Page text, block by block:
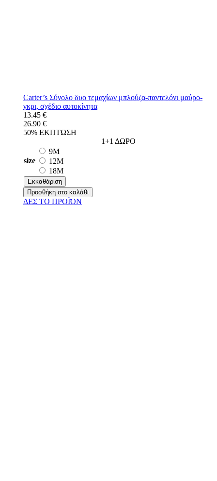
Carter’s Σύνολο δυο τεμαχίων μπλούζα-παντελόνι μαύρο-
γκρι, σχέδιο αυτοκίνητα
13.45 €
26.90 €
50% ΕΚΠΤΩΣΗ
1+1 ΔΩΡΟ
size
9M
12M
18M
Εκκαθάριση
Προσθήκη στο καλάθι
ΔΕΣ ΤO ΠΡΟΪΌΝ